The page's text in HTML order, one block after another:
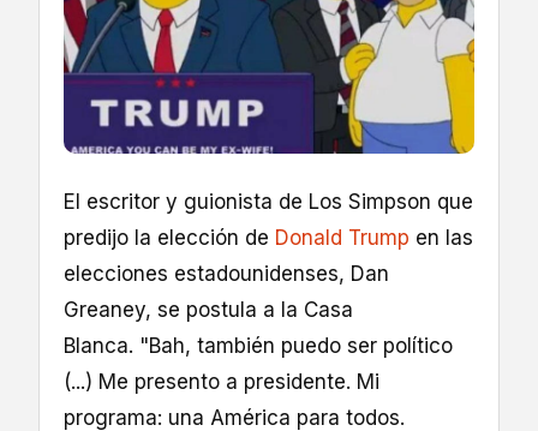
El escritor y guionista de Los Simpson que
predijo la elección de Donald Trump en las
elecciones estadounidenses, Dan
Greaney, se postula a la Casa
Blanca. "Bah, también puedo ser político
(...) Me presento a presidente. Mi
programa: una América para todos.